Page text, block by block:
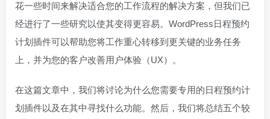
花一些时间来解决适合您的工作流程的解决方案，但我们已
经进行了一些研究以使其变得更容易。WordPress日程预约
计划插件可以帮助您将工作重心转移到更关键的业务任务
上，并为您的客户改善用户体验（UX）。
在这篇文章中，我们将讨论为什么您需要专用的日程预约计
划插件以及在其中寻找什么功能。然后，我们将总结五个较